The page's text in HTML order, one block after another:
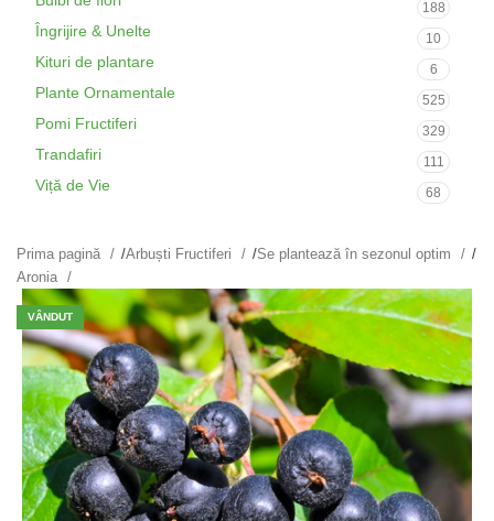
188
Îngrijire & Unelte 10
Kituri de plantare 6
Plante Ornamentale 525
Pomi Fructiferi 329
Trandafiri 111
Viță de Vie 68
Prima pagină /Arbuști Fructiferi /Se plantează în sezonul optim
/
Aronia
VÂNDUT